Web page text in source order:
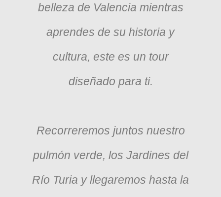
belleza de Valencia mientras
aprendes de su historia y
cultura, este es un tour
diseñado para ti.
Recorreremos juntos nuestro
pulmón verde, los Jardines del
Río Turia y llegaremos hasta la